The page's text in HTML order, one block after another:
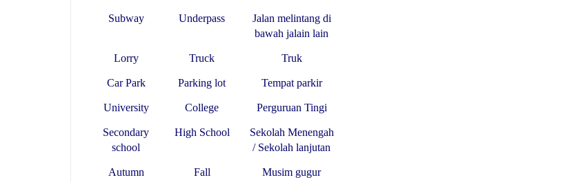
Subway Underpass
Jalan melintang di
bawah jalain lain
Lorry Truck Truk
Car Park Parking lot Tempat parkir
University College Perguruan Tingi
Secondary
school
High School
Sekolah Menengah
/ Sekolah lanjutan
Autumn Fall Musim gugur